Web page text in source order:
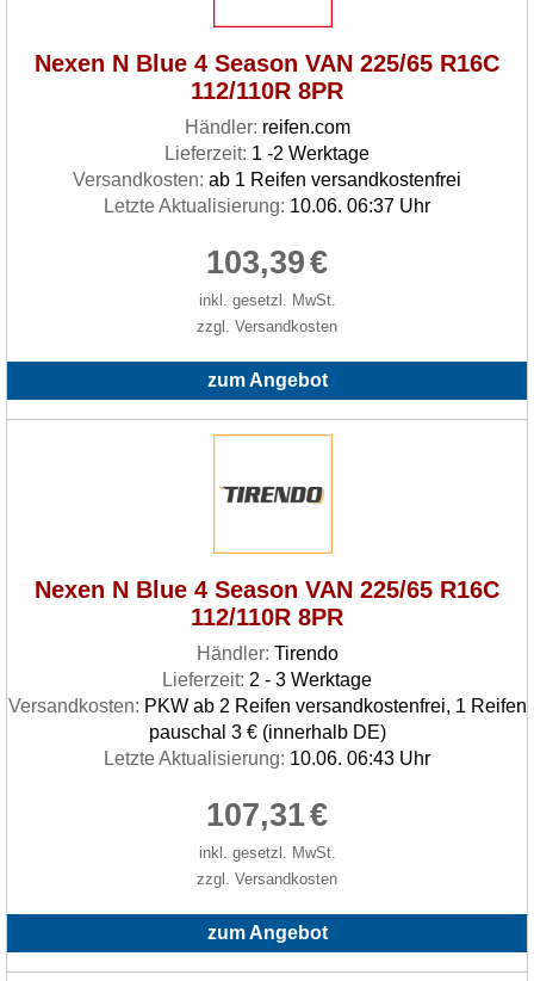
Nexen N Blue 4 Season VAN 225/65 R16C
112/110R 8PR
Händler: reifen.com
Lieferzeit: 1 -2 Werktage
Versandkosten: ab 1 Reifen versandkostenfrei
Letzte Aktualisierung: 10.06. 06:37 Uhr
103,39€
inkl. gesetzl. MwSt.
zzgl. Versandkosten
zum Angebot
Nexen N Blue 4 Season VAN 225/65 R16C
112/110R 8PR
Händler: Tirendo
Lieferzeit: 2 - 3 Werktage
Versandkosten: PKW ab 2 Reifen versandkostenfrei, 1 Reifen
pauschal 3 € (innerhalb DE)
Letzte Aktualisierung: 10.06. 06:43 Uhr
107,31€
inkl. gesetzl. MwSt.
zzgl. Versandkosten
zum Angebot